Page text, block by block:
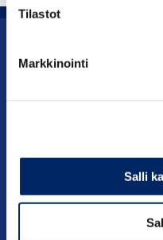
Tilastot
Markkinointi
Salli